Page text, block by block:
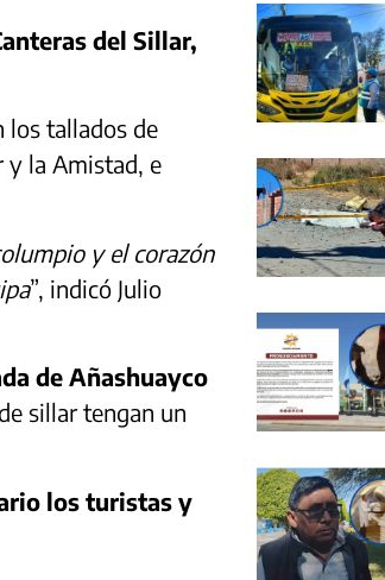
del Sillar,
los tallados de
y la Amistad, e
y el corazón
”, indicó Julio
de Añashuayco
sillar tengan un
los turistas y